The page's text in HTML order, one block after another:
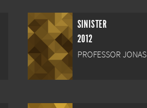
SINISTER
2012
PROFESSOR JONAS